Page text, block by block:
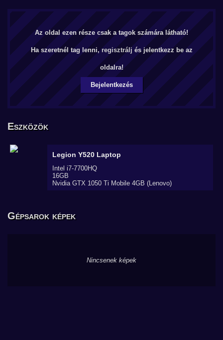
Az oldal ezen része csak a tagok számára látható!
Ha szeretnél tag lenni, regisztrálj és jelentkezz be az
oldalra!
Bejelentkezés
Eszközök
Legion Y520 Laptop
Intel i7-7700HQ
16GB
Nvidia GTX 1050 Ti Mobile 4GB (Lenovo)
Gépsarok képek
Nincsenek képek